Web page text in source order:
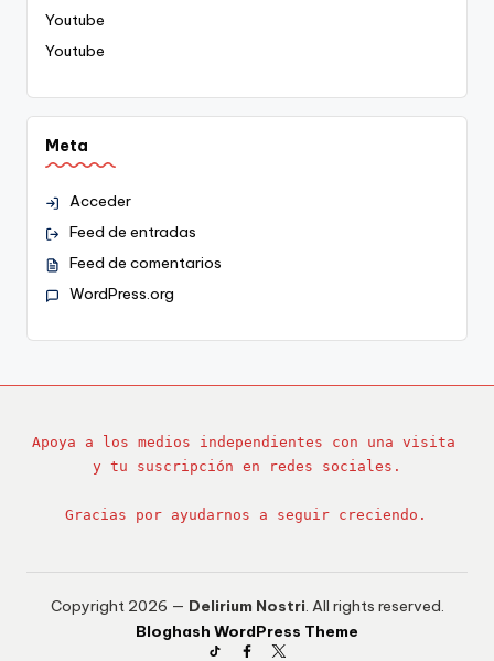
Youtube
Youtube
Meta
Acceder
Feed de entradas
Feed de comentarios
WordPress.org
Apoya a los medios independientes con una visita
y tu suscripción en redes sociales.
Gracias por ayudarnos a seguir creciendo.
Copyright 2026 — Delirium Nostri . All rights reserved.
Bloghash WordPress Theme
TikTokFacebook
Twitter